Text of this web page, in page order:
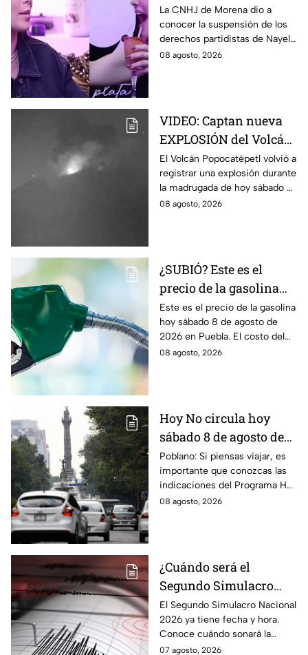
Nayeli Salvatori y
Graciela Palomares
tras dichos contra
adultos mayores
La CNHJ de Morena dio a
conocer la suspensión de los
derechos partidistas de Nayeli
Salvatori y Graciela Palomares
08 agosto, 2026
VIDEO: Captan nueva
EXPLOSIÓN del Volcán
Popocatépetl hoy;
arrojó LAVA
El Volcán Popocatépetl volvió a
registrar una explosión durante
la madrugada de hoy sábado 8
de agosto de 2026; arrojó lava
08 agosto, 2026
¿SUBIÓ? Este es el
precio de la gasolina
Puebla hoy sábado 8 de
agosto de 2026
Este es el precio de la gasolina
hoy sábado 8 de agosto de
2026 en Puebla. El costo del
combustible cambia todos los
08 agosto, 2026
Hoy No circula hoy
sábado 8 de agosto de
2026: ¿Qué autos no
transitan en la CDMX y
EdoMex?
Poblano: Si piensas viajar, es
importante que conozcas las
indicaciones del Programa Hoy
No Circula HOY sábado 8 de
08 agosto, 2026
¿Cuándo será el
Segundo Simulacro
Nacional 2026? A esta
hora sonará la alerta
sísmica
El Segundo Simulacro Nacional
2026 ya tiene fecha y hora.
Conoce cuándo sonará la
alerta sísmica y qué ocurrirá
07 agosto, 2026